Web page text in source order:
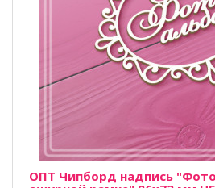
ОПТ Чипборд надпись